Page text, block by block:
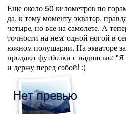
Еще около 50 километров по
да, к тому моменту экватор,
четыре, но все на самолете. А
точности на нем: одной ногой в
южном полушарии. На экваторе
продают футболки с надписью: "Я
и держу перед собой! :)